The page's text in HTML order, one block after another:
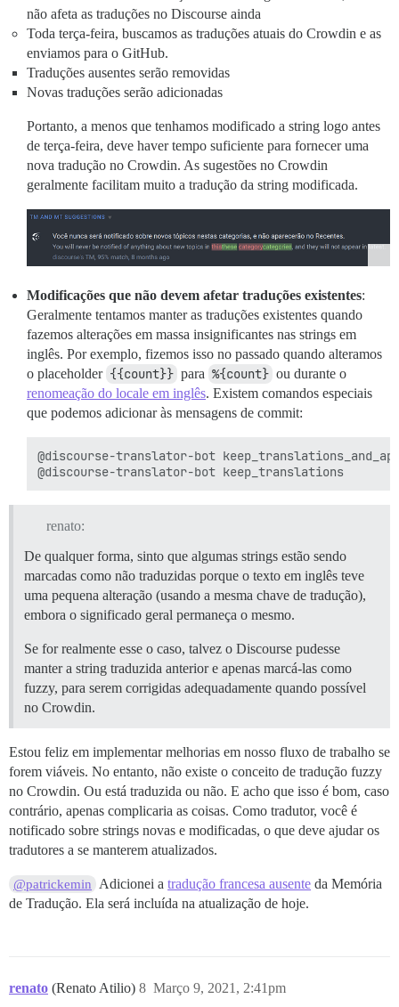
não afeta as traduções no Discourse ainda
Toda terça-feira, buscamos as traduções atuais do Crowdin e as
enviamos para o GitHub.
Traduções ausentes serão removidas
Novas traduções serão adicionadas
Portanto, a menos que tenhamos modificado a string logo antes
de terça-feira, deve haver tempo suficiente para fornecer uma
nova tradução no Crowdin. As sugestões no Crowdin
geralmente facilitam muito a tradução da string modificada.
Modificações que não devem afetar traduções existentes:
Geralmente tentamos manter as traduções existentes quando
fazemos alterações em massa insignificantes nas strings em
inglês. Por exemplo, fizemos isso no passado quando alteramos
o placeholder {{count}} para %{count} ou durante o
renomeação do locale em inglês. Existem comandos especiais
que podemos adicionar às mensagens de commit:
@discourse-translator-bot
renato:
De qualquer forma, sinto que algumas strings estão sendo
marcadas como não traduzidas porque o texto em inglês teve
uma pequena alteração (usando a mesma chave de tradução),
embora o significado geral permaneça o mesmo.
Se for realmente esse o caso, talvez o Discourse pudesse
manter a string traduzida anterior e apenas marcá-las como
fuzzy, para serem corrigidas adequadamente quando possível
no Crowdin.
Estou feliz em implementar melhorias em nosso fluxo de trabalho se
forem viáveis. No entanto, não existe o conceito de tradução fuzzy
no Crowdin. Ou está traduzida ou não. E acho que isso é bom, caso
contrário, apenas complicaria as coisas. Como tradutor, você é
notificado sobre strings novas e modificadas, o que deve ajudar os
tradutores a se manterem atualizados.
@patrickemin Adicionei atradução francesa ausente da Memória
de Tradução. Ela será incluída na atualização de hoje.
renato (Renato Atilio) Março 9, 2021, 2:41pm
8